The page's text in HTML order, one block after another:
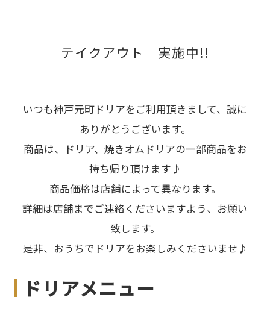
テイクアウト 実施中!!
いつも神戸元町ドリアをご利用頂きまして、誠に
ありがとうございます。
商品は、ドリア、焼きオムドリアの一部商品をお
持ち帰り頂けます♪
商品価格は店舗によって異なります。
詳細は店舗までご連絡くださいますよう、お願い
致します。
是非、おうちでドリアをお楽しみくださいませ♪
ドリアメニュー